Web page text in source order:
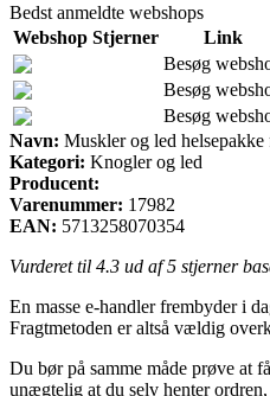
Bedst anmeldte webshops
Webshop Stjerner
Link
Besøg
Besøg
Besøg
Navn: Muskler og led
Kategori: Knogler og led
Producent:
Varenummer: 17982
EAN: 5713258070354
Vurderet til 4.3 ud af 5 stjerner
En masse e-handler frembyder i
Fragtmetoden er altså vældig
Du bør på samme måde prøve at
unægtelig at du selv henter